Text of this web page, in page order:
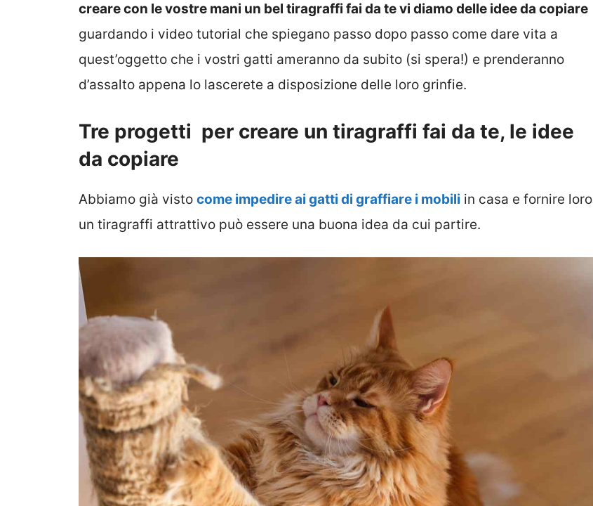
creare con le vostre mani un bel tiragraffi fai da te vi diamo delle idee da copiare
guardando i video tutorial che spiegano passo dopo passo come dare vita a
quest’oggetto che i vostri gatti ameranno da subito (si spera!) e prenderanno
d’assalto appena lo lascerete a disposizione delle loro grinfie.
Tre progetti per creare un tiragraffi fai da te, le idee
da copiare
Abbiamo già visto come impedire ai gatti di graffiare i mobili in casa e fornire loro
un tiragraffi attrattivo può essere una buona idea da cui partire.